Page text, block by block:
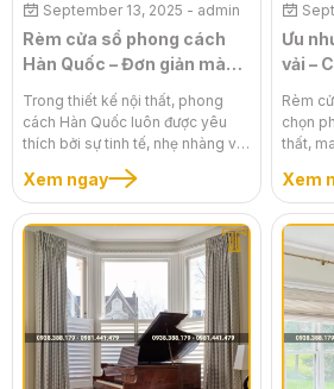
September 13, 2025 - admin
Rèm cửa sổ phong cách
Hàn Quốc – Đơn giản mà
cuốn hút
Trong thiết kế nội thất, phong
cách Hàn Quốc luôn được yêu
thích bởi sự tinh tế, nhẹ nhàng và
vẻ đẹp lãng mạn. Một bộ rèm cửa
sổ phong cách Hàn Quốc không
chỉ làm tròn chức năng che chắn
ánh sáng mà còn là điểm nhấn
thẩm mỹ, mang đến sự ấm cúng,
dễ chịu và đầy cảm hứng. Với các
họa tiết đáng yêu, màu sắc dịu
dàng và chất liệu cao cấp, loại
rèm này sẽ biến không gian của
bạn thành một chốn nghỉ ngơi,
thư giãn lý tưởng.
Xem ngay
Ưu
vải –
Rèm
chọn
thất,
ấm
nhiên,
liệu
phù
mình
ra
này sẽ
điểm
từ đó
nhất
phẩm
Xem